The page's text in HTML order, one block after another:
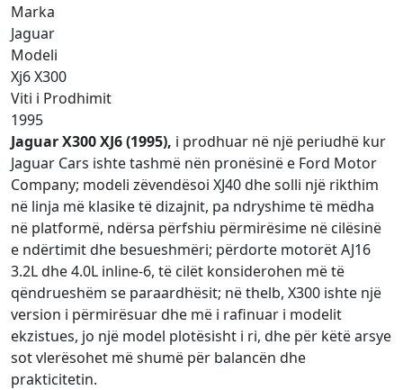
Marka
Jaguar
Modeli
Xj6 X300
Viti i Prodhimit
1995
Jaguar X300 XJ6 (1995), i prodhuar në një periudhë kur
Jaguar Cars ishte tashmë nën pronësinë e Ford Motor
Company; modeli zëvendësoi XJ40 dhe solli një rikthim
në linja më klasike të dizajnit, pa ndryshime të mëdha
në platformë, ndërsa përfshiu përmirësime në cilësinë
e ndërtimit dhe besueshmëri; përdorte motorët AJ16
3.2L dhe 4.0L inline-6, të cilët konsiderohen më të
qëndrueshëm se paraardhësit; në thelb, X300 ishte një
version i përmirësuar dhe më i rafinuar i modelit
ekzistues, jo një model plotësisht i ri, dhe për këtë arsye
sot vlerësohet më shumë për balancën dhe
prakticitetin.